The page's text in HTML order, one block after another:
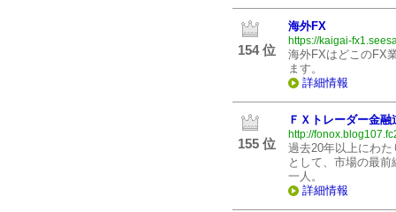
154 位
海外FX
https://kaigai-
海外FXはどこのFX
ます。
詳細情報
155 位
ＦＸトレーダー金融
http://
過去20年以上にわ
として、市場の最
一人。
詳細情報